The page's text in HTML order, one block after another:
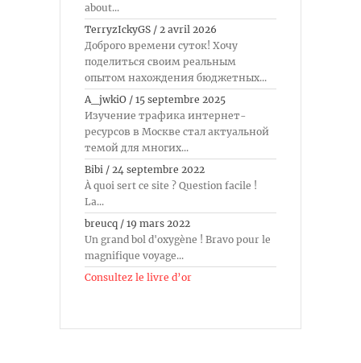
about...
TerryzIckyGS / 2 avril 2026
Доброго времени суток! Хочу
поделиться своим реальным
опытом нахождения бюджетных...
A_jwkiO / 15 septembre 2025
Изучение трафика интернет-
ресурсов в Москве стал актуальной
темой для многих...
Bibi / 24 septembre 2022
À quoi sert ce site ? Question facile !
La...
breucq / 19 mars 2022
Un grand bol d'oxygène ! Bravo pour le
magnifique voyage...
Consultez le livre d’or